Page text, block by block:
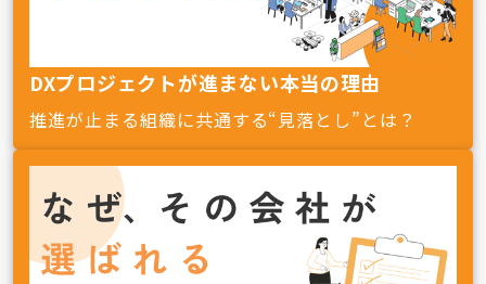
DXプロジェクトが進まない本当の理由
推進が止まる組織に共通する“見落とし”とは？